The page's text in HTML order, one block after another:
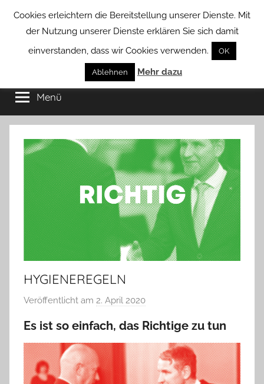
Borstel
von
Groß
Borstel
Menü
HYGIENEREGELN
Veröffentlicht am 2. April 2020
n
T
a
b
Es ist so einfach, das Richtige zu tun
Cookies erleichtern die Bereitstellung unserer Dienste. Mit
der Nutzung unserer Dienste erklären Sie sich damit
einverstanden, dass wir Cookies verwenden.
OK
Ablehnen Mehr dazu